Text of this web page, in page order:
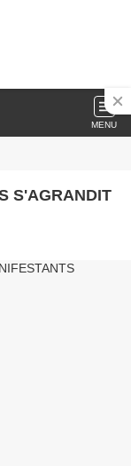
MENU
S'AGRANDIT